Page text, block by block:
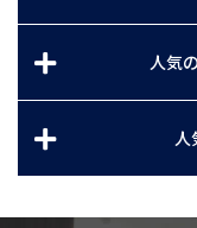
人気
人